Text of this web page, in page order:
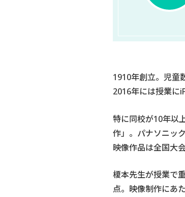
1910年創立。児童
2016年には授業に
特に同校が10年以
作」。パナソニッ
映像作品は全国大
榎本先生が授業で
点。映像制作にあ